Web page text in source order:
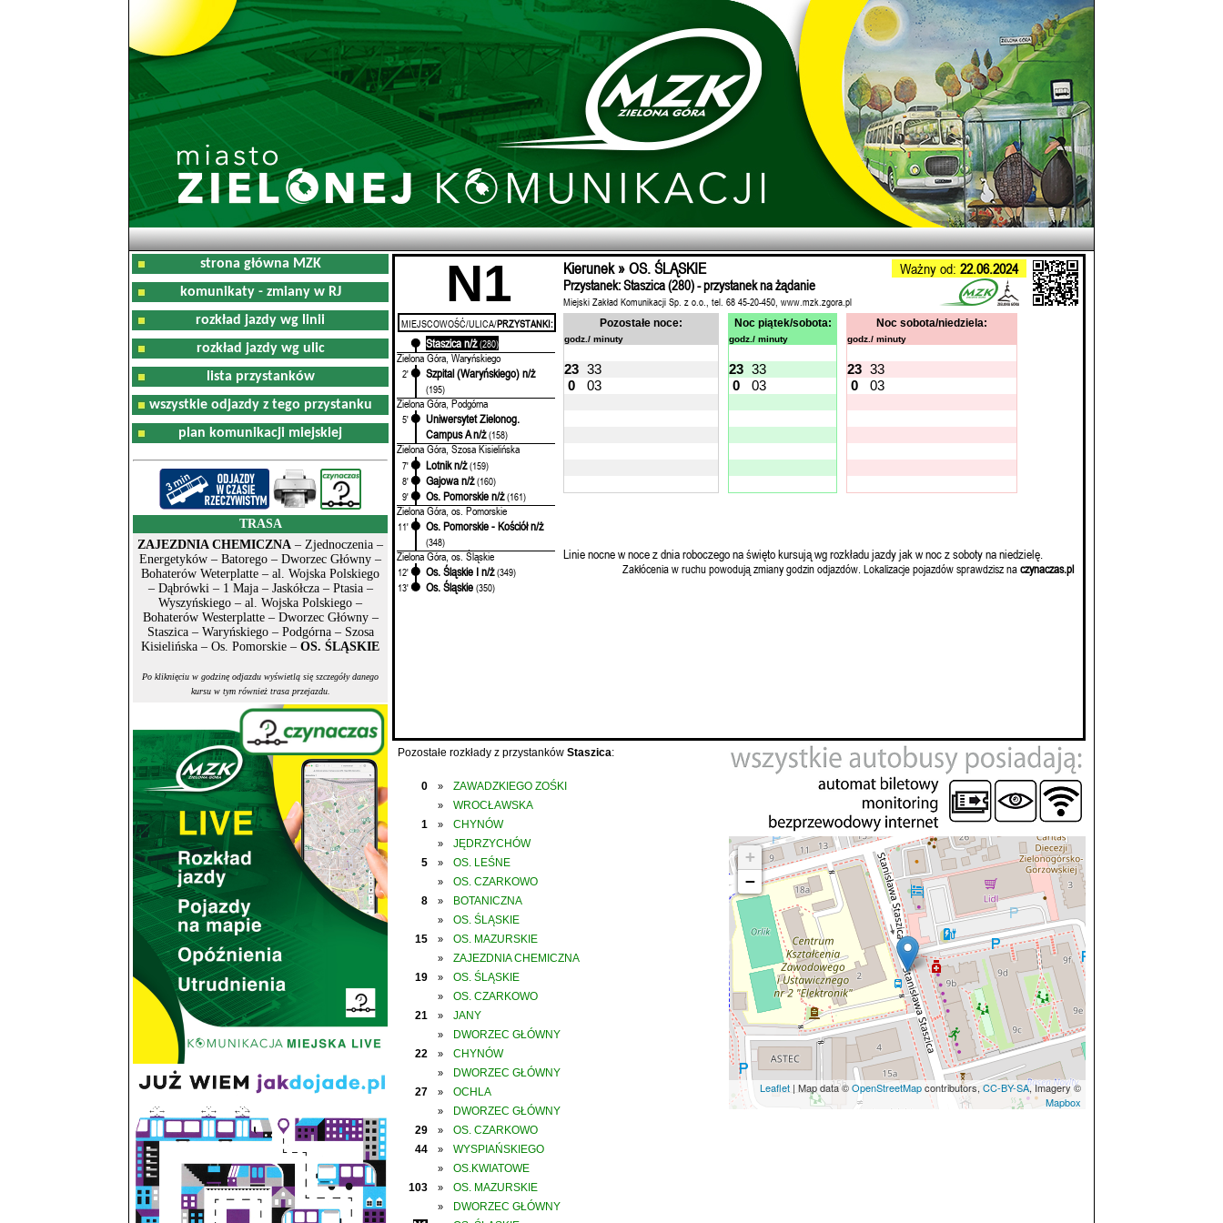
strona główna MZK
komunikaty - zmiany w RJ
rozkład jazdy wg linii
rozkład jazdy wg ulic
lista przystanków
wszystkie odjazdy z tego przystanku
plan komunikacji miejskiej
TRASA
ZAJEZDNIA CHEMICZNA – Zjednoczenia –
Energetyków – Batorego – Dworzec Główny –
Bohaterów Weterplatte – al. Wojska Polskiego
– Dąbrówki – 1 Maja – Jaskółcza – Ptasia –
Wyszyńskiego – al. Wojska Polskiego –
Bohaterów Westerplatte – Dworzec Główny –
Staszica – Waryńskiego – Podgórna – Szosa
Kisielińska – Os. Pomorskie – OS. ŚLĄSKIE
Po kliknięciu w godzinę odjazdu wyświetlą się szczegóły danego
kursu w tym również trasa przejazdu.
N1 Kierunek » OS. ŚLĄSKIE Ważny od: 22.06.2024
Przystanek: Staszica (280) - przystanek na żądanie
Miejski Zakład Komunikacji Sp. z o.o., tel. 68 45-20-450, www.mzk.zgora.pl
MIEJSCOWOŚĆ/ULICA/PRZYSTANKI:
Staszica n/ż (280)
Zielona Góra, Waryńskiego
2' Szpital (Waryńskiego) n/ż
(195)
Zielona Góra, Podgórna
5'
Uniwersytet Zielonog.
Campus A n/ż (158)
Zielona Góra, Szosa Kisielińska
7' Lotnik n/ż (159)
8'
Gajowa n/ż (160)
9'
Os. Pomorskie n/ż (161)
Zielona Góra, os. Pomorskie
11' Os. Pomorskie - Kościół n/ż
(348)
Zielona Góra, os. Śląskie
12' Os. Śląskie I n/ż (349)
13'
Os. Śląskie (350)
Pozostałe noce: Noc piątek/sobota: Noc sobota/niedziela:
godz./ minuty godz./ minuty godz./ minuty
23 33 23 33 23 33
0
03 0 03 0 03
Linie nocne w noce z dnia roboczego na święto kursują wg rozkładu jazdy jak w noc z soboty na niedzielę.
Zakłócenia w ruchu powodują zmiany godzin odjazdów. Lokalizacje pojazdów sprawdzisz naczynaczas.pl
Pozostałe rozkłady z przystanków Staszica:
0 » ZAWADZKIEGO ZOŚKI
»
WROCŁAWSKA
1
» CHYNÓW
»
JĘDRZYCHÓW
5
» OS. LEŚNE
»
OS. CZARKOWO
8
» BOTANICZNA
»
OS. ŚLĄSKIE
15
» OS. MAZURSKIE
»
ZAJEZDNIA CHEMICZNA
19
» OS. ŚLĄSKIE
»
OS. CZARKOWO
21
» JANY
»
DWORZEC GŁÓWNY
22
» CHYNÓW
»
DWORZEC GŁÓWNY
27
» OCHLA
»
DWORZEC GŁÓWNY
29
»
OS. CZARKOWO
44
» WYSPIAŃSKIEGO
»
OS.KWIATOWE
103
» OS. MAZURSKIE
»
DWORZEC GŁÓWNY
+
−
Leaflet | Map data ©OpenStreetMapcontributors, CC-BY-SA, Imagery ©
Mapbox